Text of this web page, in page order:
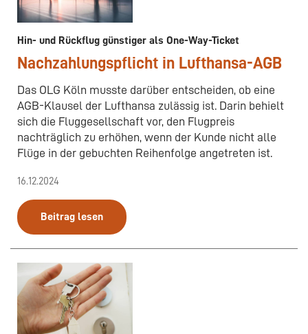
Hin- und Rückflug günstiger als One-Way-Ticket
Nachzahlungspflicht in Lufthansa-AGB
Das OLG Köln musste darüber entscheiden, ob eine
AGB-Klausel der Lufthansa zulässig ist. Darin behielt
sich die Fluggesellschaft vor, den Flugpreis
nachträglich zu erhöhen, wenn der Kunde nicht alle
Flüge in der gebuchten Reihenfolge angetreten ist.
16.12.2024
Beitrag lesen